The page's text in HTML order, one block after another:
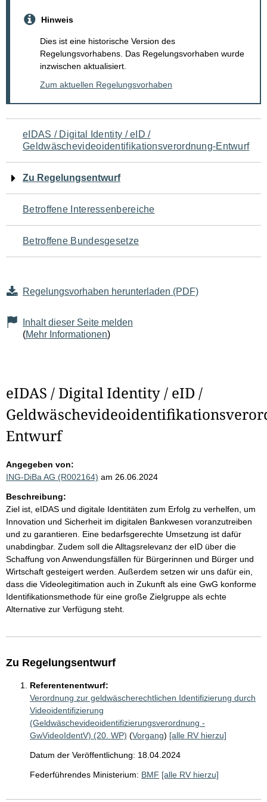
Hinweis
Dies ist eine historische Version des
Regelungsvorhabens. Das Regelungsvorhaben wurde
inzwischen aktualisiert.
Zum aktuellen Regelungsvorhaben
Navigation
für
den
Seiteninhalt
eIDAS / Digital Identity / eID /
Geldwäschevideoidentifikationsverordnung-Entwurf
Zu Regelungsentwurf
Betroffene Interessenbereiche
Betroffene Bundesgesetze
Regelungsvorhaben herunterladen (PDF)
Inhalt dieser Seite melden
(Mehr Informationen)
eIDAS / Digital Identity / eID /
Entwurf
Angegeben von:
ING-DiBa AG (R002164) am 26.06.2024
Beschreibung:
Ziel ist, eIDAS und digitale Identitäten zum Erfolg zu verhelfen, um
Innovation und Sicherheit im digitalen Bankwesen voranzutreiben
und zu garantieren. Eine bedarfsgerechte Umsetzung ist dafür
unabdingbar. Zudem soll die Alltagsrelevanz der eID über die
Schaffung von Anwendungsfällen für Bürgerinnen und Bürger und
Wirtschaft gesteigert werden. Außerdem setzen wir uns dafür ein,
dass die Videolegitimation auch in Zukunft als eine GwG konforme
Identifikationsmethode für eine große Zielgruppe als echte
Alternative zur Verfügung steht.
Zu Regelungsentwurf
Referentenentwurf:
Verordnung zur geldwäscherechtlichen Identifizierung durch
Videoidentifizierung
(Geldwäschevideoidentifizierungsverordnung -
GwVideoIdentV) (20. WP) (Vorgang) [alle RV hierzu]
Datum der Veröffentlichung: 18.04.2024
Federführendes Ministerium: BMF [alle RV hierzu]